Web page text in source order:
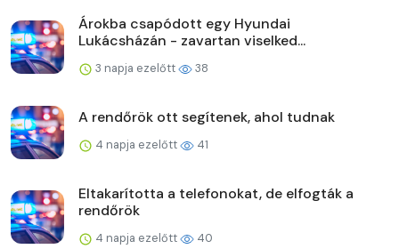
Árokba csapódott egy Hyundai
Lukácsházán - zavartan viselked...
3 napja ezelőtt 38
A rendőrök ott segítenek, ahol tudnak
4 napja ezelőtt 41
Eltakarította a telefonokat, de elfogták a
rendőrök
4 napja ezelőtt 40